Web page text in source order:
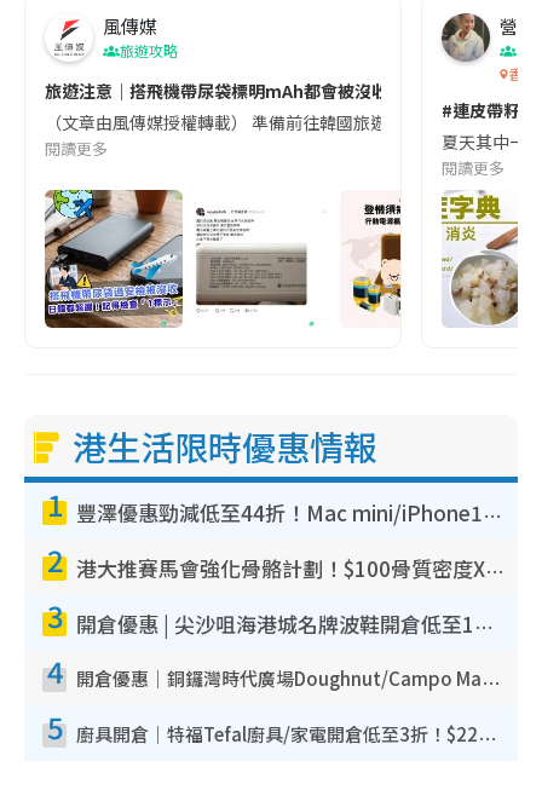
風傳媒
旅遊攻略
旅遊注意｜搭飛機帶尿袋標明mAh都會被沒收😱出發前切記檢查
（文章由風傳媒授權轉載） 準備前往韓國旅遊的民眾，近期要
閱讀更多
營養
香港
#連皮帶籽
夏天其中一
閱讀更多
港生活限時優惠情報
1 豐澤優惠勁減低至44折！Mac mini/iPhone17Pro大減價！廚房家電$220起
2 港大推賽馬會強化骨骼計劃！$100骨質密度X光檢查 完成免費運動訓練送超市禮券！附參加資格
3 開倉優惠 | 尖沙咀海港城名牌波鞋開倉低至1折！On鞋$899起／Joy&Peace鞋履$98起
4 開倉優惠｜銅鑼灣時代廣場Doughnut/Campo Marzio開倉低至1折！背囊、書包、手袋劈價$200起
5 廚具開倉｜特福Tefal廚具/家電開倉低至3折！$220起買平底鍋/炒鑊/湯煲！電飯煲/吸塵機/燙斗$418起